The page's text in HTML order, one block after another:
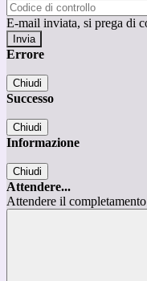
E-mail inviata, si prega di
Errore
Chiudi
Successo
Chiudi
Informazione
Chiudi
Attendere...
Attendere il